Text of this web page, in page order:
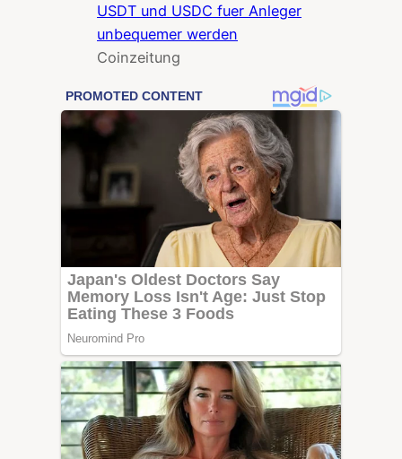
USDT und USDC fuer Anleger
unbequemer werden
Coinzeitung